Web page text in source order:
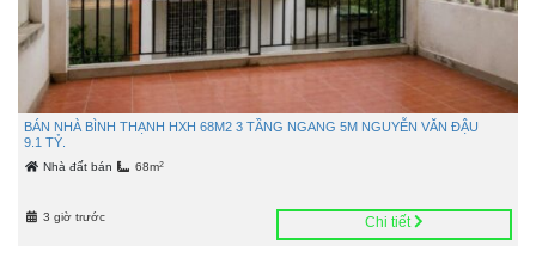
BÁN NHÀ BÌNH THẠNH HXH 68M2 3 TẦNG NGANG 5M NGUYỄN VĂN ĐẬU
9.1 TỶ.
Nhà đất bán 68m2
3 giờ trước Chi tiết